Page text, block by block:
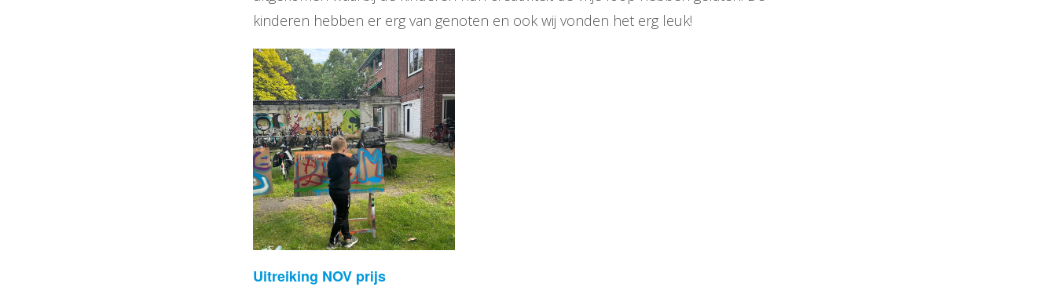
kinderen hebben er erg van genoten en ook wij vonden het erg leuk!
Uitreiking NOV prijs